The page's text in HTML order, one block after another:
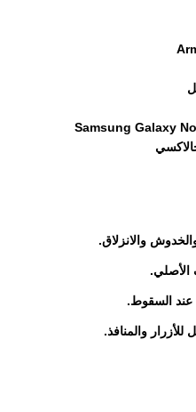
Samsung Galaxy
والانزلاق.
عند السقوط.
والمنافذ.